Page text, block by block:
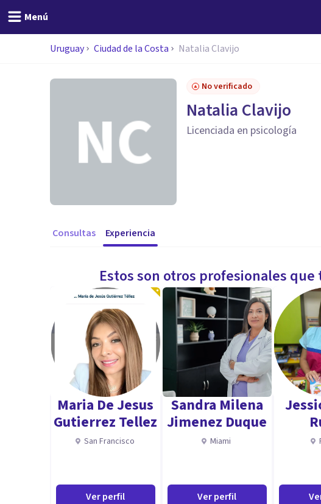
Menú
Uruguay Ciudad de la Costa Natalia Clavijo
No verificado
Natalia Clavijo
Licenciada en psicología
Consultas Experiencia
Estos son otros profesionales
Maria De Jesus
Gutierrez Tellez
San Francisco
Ver perfil
Sandra Milena
Jimenez Duque
Miami
Ver perfil